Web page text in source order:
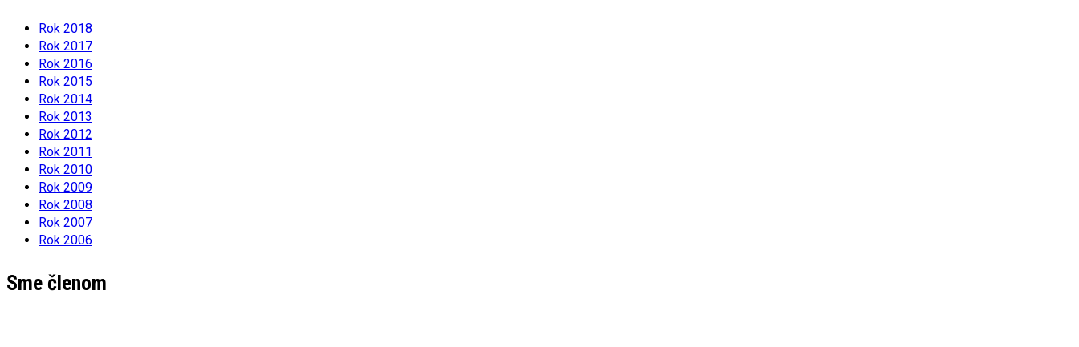
Rok 2018
Rok 2017
Rok 2016
Rok 2015
Rok 2014
Rok 2013
Rok 2012
Rok 2011
Rok 2010
Rok 2009
Rok 2008
Rok 2007
Rok 2006
Sme členom